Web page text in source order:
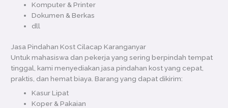
Komputer & Printer
Dokumen & Berkas
dll
Jasa Pindahan Kost Cilacap Karanganyar
Untuk mahasiswa dan pekerja yang sering berpindah tempat
tinggal, kami menyediakan jasa pindahan kost yang cepat,
praktis, dan hemat biaya. Barang yang dapat dikirim:
Kasur Lipat
Koper & Pakaian